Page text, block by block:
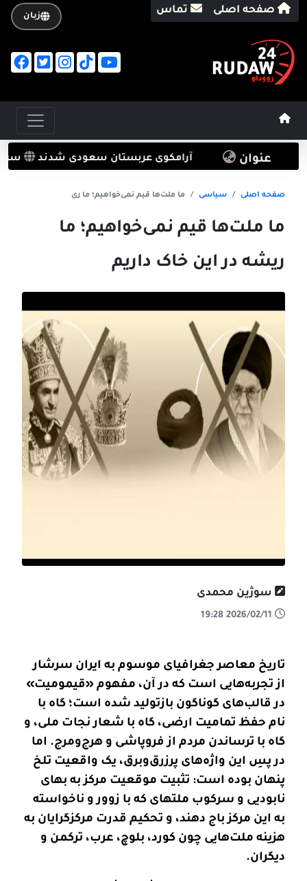
صفحه اصلی تماس زبان
به پالایشگاه آرامکوی عربستان سعودی شدند سرطان عنوان
صفحه اصلی سیاسی ما ملت‌ها قیم نمی‌خواهیم؛ ما ری
ما ملت‌ها قیم نمی‌خواهیم؛ ما
ریشه در این خاک داریم
سوژین محمدی
2026/02/11 19:28
تاریخ معاصر جغرافیای موسوم به ایران سرشار
از تجربه‌هایی است که در آن، مفهوم «قیمومیت»
در قالب‌های گوناگون بازتولید شده است؛ گاه با
نام حفظ تمامیت ارضی، گاه با شعار نجات ملی، و
گاه با ترساندن مردم از فروپاشی و هرج‌ومرج. اما
در پسِ این واژه‌های پرزرق‌وبرق، یک واقعیت تلخ
پنهان بوده است: تثبیت موقعیت مرکز به بهای
نابودیی و سرکوب ملتهای کە با زوور و ناخواستە
بە این مرکز باج دهند، و تحکیم قدرت مرکزگرایان به
هزینه ملت‌هایی چون کورد، بلوچ، عرب، ترکمن و
دیگران.